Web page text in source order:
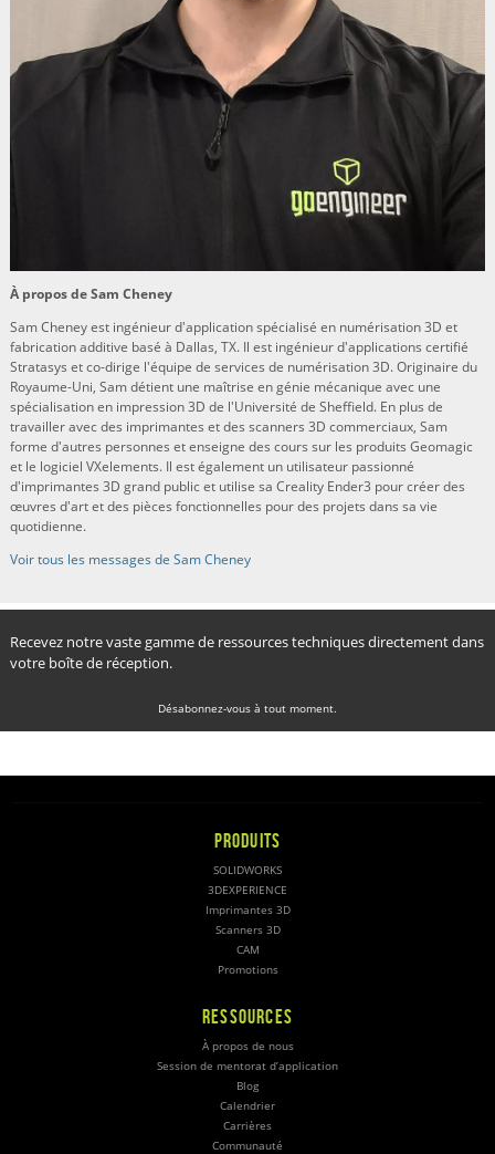
À propos de Sam Cheney
Sam Cheney est ingénieur d'application spécialisé en numérisation 3D et
fabrication additive basé à Dallas, TX. Il est ingénieur d'applications certifié
Stratasys et co-dirige l'équipe de services de numérisation 3D. Originaire du
Royaume-Uni, Sam détient une maîtrise en génie mécanique avec une
spécialisation en impression 3D de l'Université de Sheffield. En plus de
travailler avec des imprimantes et des scanners 3D commerciaux, Sam
forme d'autres personnes et enseigne des cours sur les produits Geomagic
et le logiciel VXelements. Il est également un utilisateur passionné
d'imprimantes 3D grand public et utilise sa Creality Ender3 pour créer des
œuvres d'art et des pièces fonctionnelles pour des projets dans sa vie
quotidienne.
Voir tous les messages de Sam Cheney
Recevez notre vaste gamme de ressources techniques directement dans
votre boîte de réception.
Désabonnez-vous à tout moment.
PRODUITS
SOLIDWORKS
3DEXPERIENCE
Imprimantes 3D
Scanners 3D
CAM
Promotions
RESSOURCES
À propos de nous
Session de mentorat d’application
Blog
Calendrier
Carrières
Communauté